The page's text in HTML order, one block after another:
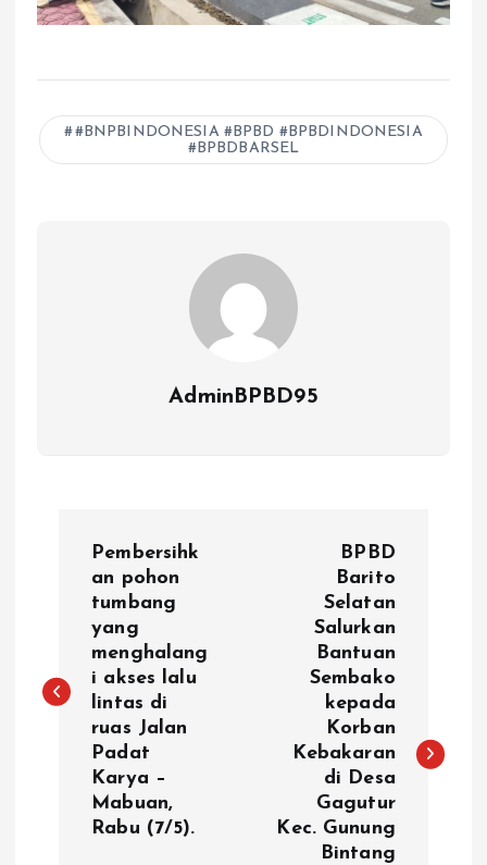
#BNPBINDONESIA #BPBD #BPBDINDONESIA
#BPBDBARSEL
AdminBPBD95
i
Pembersihk
an pohon
tumbang
yang
menghalang
i akses lalu
lintas di
ruas Jalan
Padat
Karya –
Mabuan,
Rabu (7/5).
BPBD
Barito
Selatan
Salurkan
Bantuan
Sembako
kepada
Korban
Kebakaran
di Desa
Gagutur
Kec. Gunung
Bintang